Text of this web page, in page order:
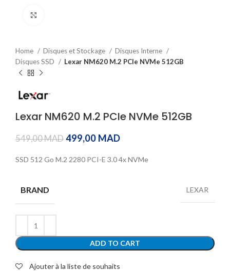
Home Disques et Stockage
Disques Interne
Disques SSD
Lexar NM620 M.2 PCIe NVMe 512GB
Lexar NM620 M.2 PCIe NVMe 512GB
549,00MAD 499,00 MAD
SSD 512 Go M.2 2280 PCI-E 3.0 4x NVMe
BRAND LEXAR
ADD TO CART
Ajouter à la liste de souhaits